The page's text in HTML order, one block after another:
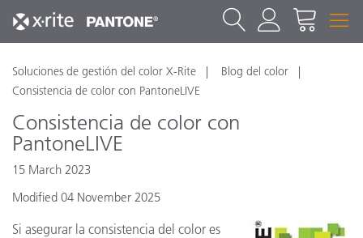
Soluciones de gestión del color X-Rite
Blog del color
Consistencia de color con PantoneLIVE
Consistencia de color con
PantoneLIVE
15 March 2023
Modified 04 November 2025
Si asegurar la consistencia del color es